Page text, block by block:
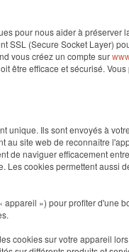
pour nous aider à préserver
SSL (Secure Socket Layer)
vous créez un compte sur
être efficace et sécurisé.
unique. Ils sont envoyés à
au site web de reconnaître
de naviguer efficacement
Les cookies permettent aussi
») pour profiter d'une
cookies sur votre appareil